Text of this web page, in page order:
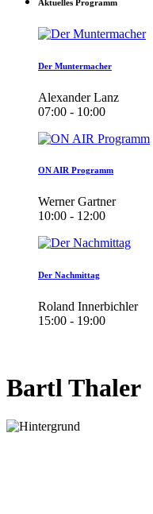
Aktuelles Programm
Der Muntermacher
Alexander Lanz
07:00 - 10:00
ON AIR Programm
Werner Gartner
10:00 - 12:00
Der Nachmittag
Roland Innerbichler
15:00 - 19:00
Bartl Thaler